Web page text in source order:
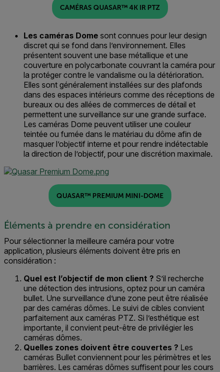
CAMÉRAS QUASAR™ 4K IR PTZ
Les caméras Dome sont connues pour leur design
discret qui se fond dans l’environnement. Elles
présentent souvent une base métallique et une
couverture en polycarbonate couvrant la caméra pour
la protéger contre le vandalisme ou la détérioration.
Elles sont généralement installées sur des plafonds
dans des espaces intérieurs comme des réceptions de
bureaux ou des allées de commerces de détail et
permettent une surveillance sur une grande surface.
Les caméras Dome peuvent utiliser une couleur
teintée ou fumée dans le matériau du dôme afin de
masquer l’objectif interne et pour rendre indétectable
la direction de l’objectif, pour une discrétion maximale.
QUASAR™ PREMIUM MINI-DOME
Éléments à prendre en considération
Pour sélectionner la meilleure caméra pour votre
application, plusieurs éléments doivent être pris en
considération :
Quel est l’objectif de mon client ? S’il recherche
une détection des intrusions, optez pour un caméra
bullet. Une surveillance d’une zone peut être réalisée
par des caméras dômes. Le suivi de cibles convient
parfaitement aux caméras PTZ. Si l’esthétique est
importante, il convient peut-être de privilégier les
caméras dômes.
Quelles zones doivent être couvertes ? Les
caméras Bullet conviennent pour les périmètres et les
barrières. Les caméras dômes suffisent pour les cours